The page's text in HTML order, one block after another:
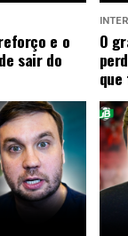
e o
sair do
INTER
O